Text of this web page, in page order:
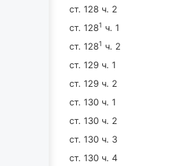
ст. 128 ч. 2
ст. 1281 ч. 1
ст. 1281 ч. 2
ст. 129 ч. 1
ст. 129 ч. 2
ст. 130 ч. 1
ст. 130 ч. 2
ст. 130 ч. 3
ст. 130 ч. 4